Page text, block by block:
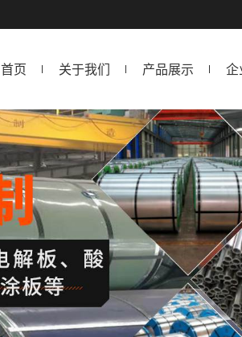
首页 关于我们 产品展示 企